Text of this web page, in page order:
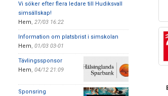
Vi söker efter flera ledare till Hudiksvall
simsällskap!
Hem, 27/03 16:22
Information om platsbrist i simskolan
Hem, 01/03 03-01
Tävlingssponsor
Hem, 04/12 21:09
Sponsring